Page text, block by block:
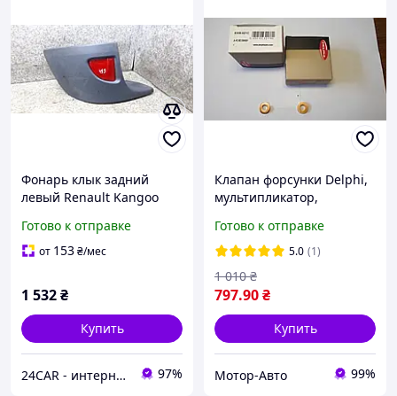
Фонарь клык задний
левый Renault Kangoo
Готово к отправке
от 153₴/мес
1 532₴
Купить
24CAR - интернет магазин запчастей и аксессуаров 97%
Клапан форсунки Delphi,
мультипликатор,
Готово к отправке
5.0 (1)
797.90₴
1 010 ₴
Купить
Мотор-Авто 99%